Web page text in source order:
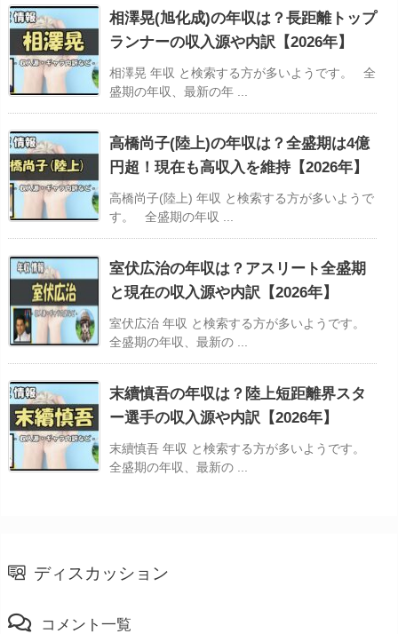
相澤晃(旭化成)の年収は？長距離トップ
ランナーの収入源や内訳【2026年】
相澤晃 年収 と検索する方が多いようです。 全
盛期の年収、最新の年 ...
高橋尚子(陸上)の年収は？全盛期は4億
円超！現在も高収入を維持【2026年】
高橋尚子(陸上) 年収 と検索する方が多いようで
す。 全盛期の年収 ...
室伏広治の年収は？アスリート全盛期
と現在の収入源や内訳【2026年】
室伏広治 年収 と検索する方が多いようです。
全盛期の年収、最新の ...
末續慎吾の年収は？陸上短距離界スタ
ー選手の収入源や内訳【2026年】
末續慎吾 年収 と検索する方が多いようです。
全盛期の年収、最新の ...
ディスカッション
コメント一覧